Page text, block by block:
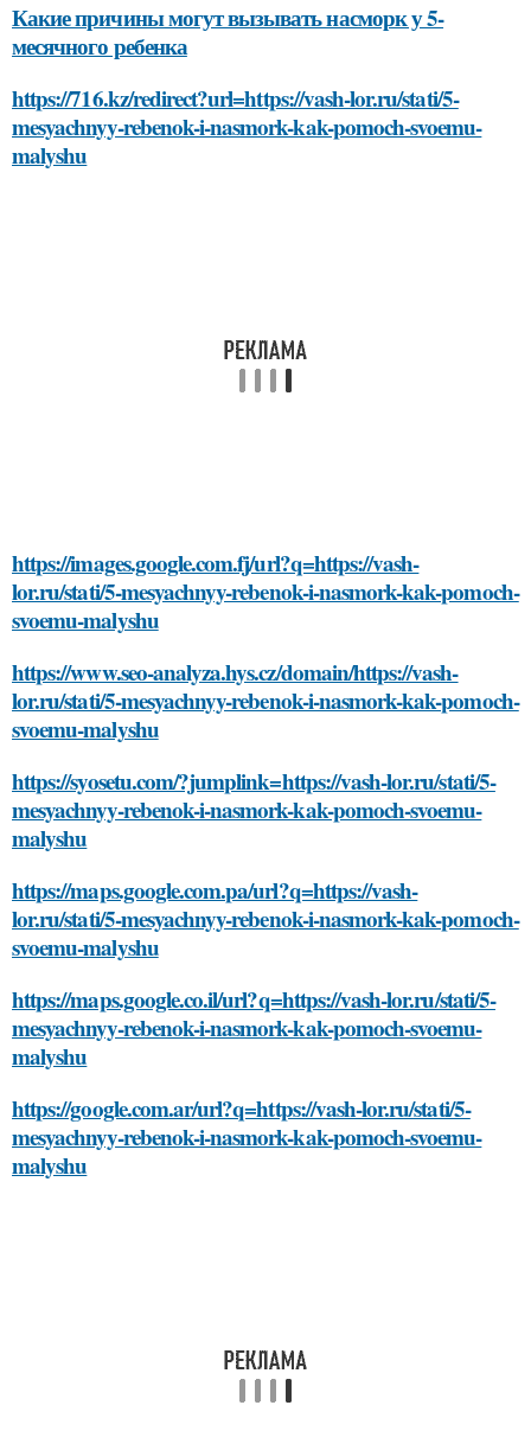
Какие причины могут вызывать насморк у 5-
месячного ребенка
https://716.kz/redirect?url=https://vash-lor.ru/stati/5-
mesyachnyy-rebenok-i-nasmork-kak-pomoch-svoemu-
malyshu
https://images.google.com.fj/url?q=https://vash-
lor.ru/stati/5-mesyachnyy-rebenok-i-nasmork-kak-pomoch-
svoemu-malyshu
https://www.seo-analyza.hys.cz/domain/https://vash-
lor.ru/stati/5-mesyachnyy-rebenok-i-nasmork-kak-pomoch-
svoemu-malyshu
https://syosetu.com/?jumplink=https://vash-lor.ru/stati/5-
mesyachnyy-rebenok-i-nasmork-kak-pomoch-svoemu-
malyshu
https://maps.google.com.pa/url?q=https://vash-
lor.ru/stati/5-mesyachnyy-rebenok-i-nasmork-kak-pomoch-
svoemu-malyshu
https://maps.google.co.il/url?q=https://vash-lor.ru/stati/5-
mesyachnyy-rebenok-i-nasmork-kak-pomoch-svoemu-
malyshu
https://google.com.ar/url?q=https://vash-lor.ru/stati/5-
mesyachnyy-rebenok-i-nasmork-kak-pomoch-svoemu-
malyshu